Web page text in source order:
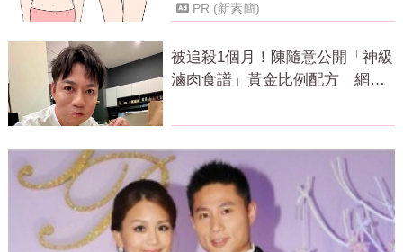
PR (新素簡)
被追殺1個月！陳隨意公開「神級
滷肉食譜」黃金比例配方 網全